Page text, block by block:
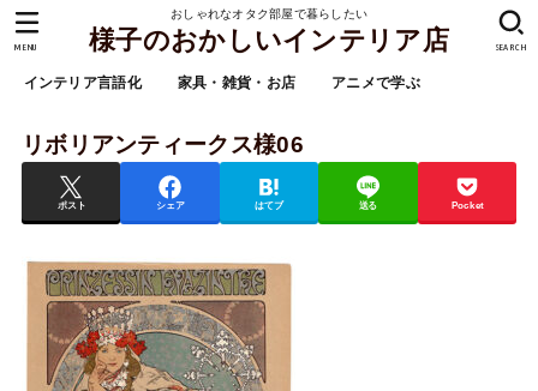
おしゃれなオタク部屋で暮らしたい
様子のおかしいインテリア店
インテリア言語化 家具・雑貨・お店 アニメで学ぶ
SEARCH
MENU
リボリアンティークス様06
ポスト シェア はてブ 送る Pocket